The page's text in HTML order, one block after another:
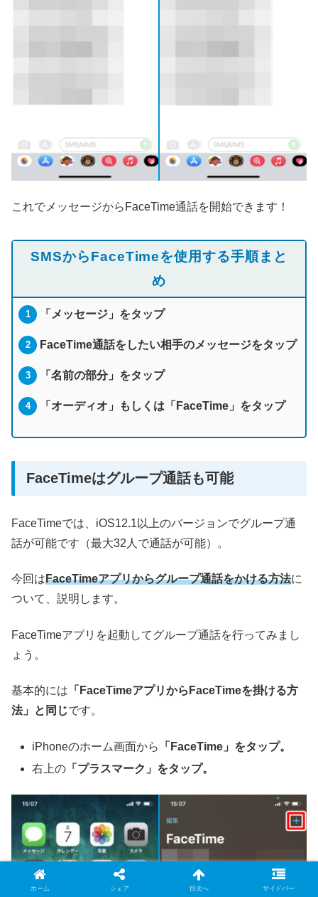
これでメッセージからFaceTime通話を開始できます！
SMSからFaceTimeを使用する手順まと
め
「メッセージ」をタップ
FaceTime通話をしたい相手のメッセージをタップ
「名前の部分」をタップ
「オーディオ」もしくは「FaceTime」をタップ
FaceTimeはグループ通話も可能
FaceTimeでは、iOS12.1以上のバージョンでグループ通
話が可能です（最大32人で通話が可能）。
今回はFaceTimeアプリからグループ通話をかける方法に
ついて、説明します。
FaceTimeアプリを起動してグループ通話を行ってみまし
ょう。
基本的には 「FaceTimeアプリからFaceTimeを掛ける方
法」と同じです。
iPhoneのホーム画面から
「FaceTime」をタップ。
右上の 「プラスマーク」をタップ。
ホーム シェア 目次へ サイドバー